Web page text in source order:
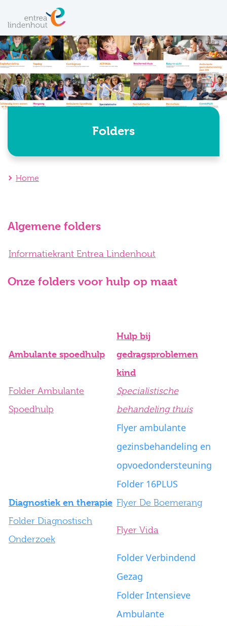
Folders
Home
Algemene folders
Informatiekrant Entrea Lindenhout
Onze folders voor hulp op maat
Ambulante spoedhulp
Hulp bij
gedragsproblemen
kind
Folder Ambulante
Spoedhulp
Specialistische
behandeling thuis
Flyer ambulante
gezinsbehandeling en
opvoedondersteuning
Folder 16PLUS
Diagnostiek en therapie Flyer De Boemerang
Folder Diagnostisch
Onderzoek
Flyer Vida
Folder Verbindend
Gezag
Folder Intensieve
Ambulante